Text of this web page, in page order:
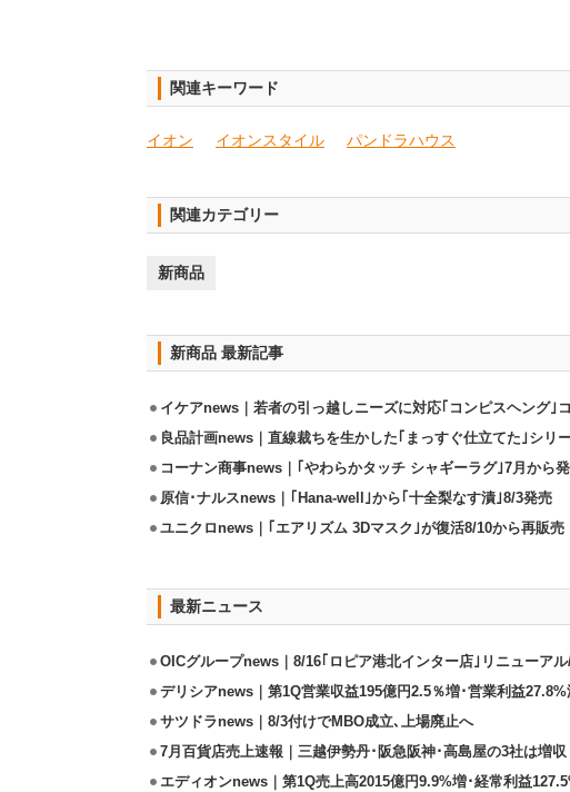
関連キーワード
イオン イオンスタイル パンドラハウス
関連カテゴリー
新商品
新商品 最新記事
イケアnews｜若者の引っ越しニーズに対応｢コンピスヘング｣
良品計画news｜直線裁ちを生かした｢まっすぐ仕立てた｣シリ
コーナン商事news｜｢やわらかタッチ シャギーラグ｣7月から
原信･ナルスnews｜｢Hana-well｣から｢十全梨なす漬｣8/3発売
ユニクロnews｜｢エアリズム 3Dマスク｣が復活8/10から再販売
最新ニュース
OICグループnews｜8/16｢ロピア港北インター店｣リニューア
デリシアnews｜第1Q営業収益195億円2.5％増･営業利益27.8%
サツドラnews｜8/3付けでMBO成立､上場廃止へ
7月百貨店売上速報｜三越伊勢丹･阪急阪神･高島屋の3社は増収
エディオンnews｜第1Q売上高2015億円9.9%増･経常利益